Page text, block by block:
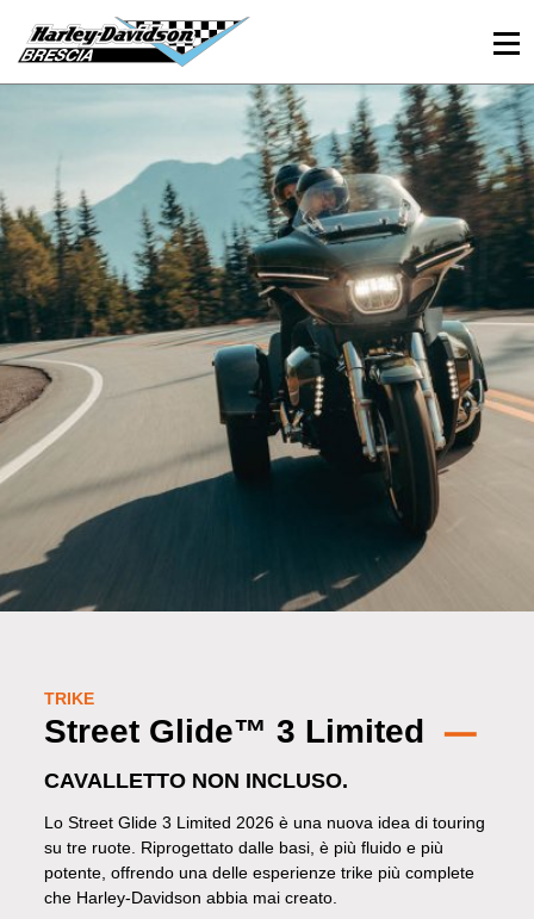
030 3366984 Viale Sant’Eufemia, 26 - Brescia
TRIKE
Street Glide™ 3 Limited
CAVALLETTO NON INCLUSO.
Lo Street Glide 3 Limited 2026 è una nuova idea di touring
su tre ruote. Riprogettato dalle basi, è più fluido e più
potente, offrendo una delle esperienze trike più complete
che Harley-Davidson abbia mai creato.